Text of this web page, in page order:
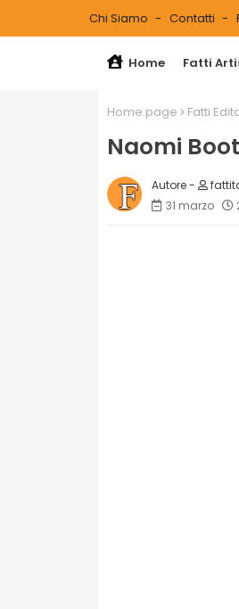
Chi Siamo Contatti
Home Fatti
Home page Fatti
Naomi
31 marzo